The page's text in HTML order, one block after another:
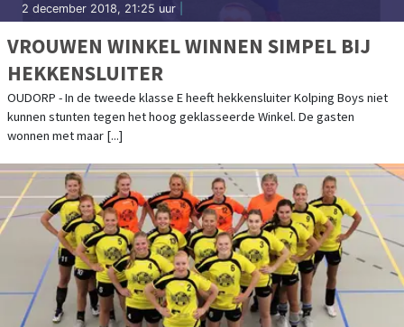
2 december 2018, 21:25 uur
VROUWEN WINKEL WINNEN SIMPEL BIJ
HEKKENSLUITER
OUDORP - In de tweede klasse E heeft hekkensluiter Kolping Boys niet
kunnen stunten tegen het hoog geklasseerde Winkel. De gasten
wonnen met maar [...]